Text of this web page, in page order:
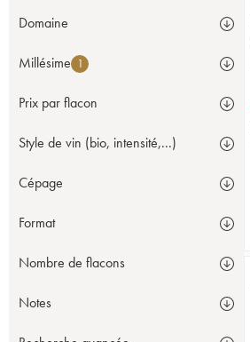
Domaine
Millésime 1
Prix par flacon
Style de vin (bio, intensité,...)
Cépage
Format
Nombre de flacons
Notes